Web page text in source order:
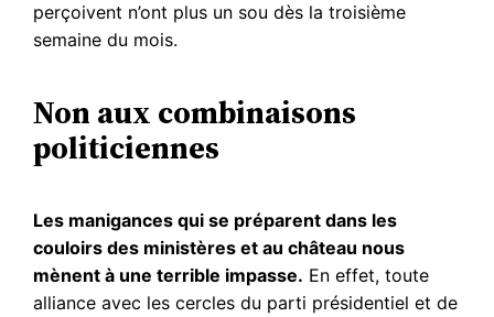
perçoivent n’ont plus un sou dès la troisième
semaine du mois.
Non aux combinaisons
politiciennes
Les manigances qui se préparent dans les
couloirs des ministères et au château nous
mènent à une terrible impasse. En effet, toute
alliance avec les cercles du parti présidentiel et de